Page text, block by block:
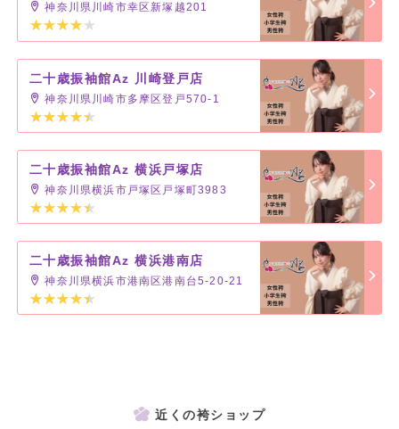
神奈川県川崎市幸区新塚越201
二十歳振袖館Az 川崎登戸店
神奈川県川崎市多摩区登戸570-1
二十歳振袖館Az 横浜戸塚店
神奈川県横浜市戸塚区戸塚町3983
二十歳振袖館Az 横浜港南店
神奈川県横浜市港南区港南台5-20-21
近くの袴ショップ